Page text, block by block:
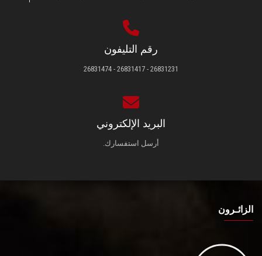
رقم التليفون
26831231 - 26831417 - 26831474
البريد الإلكتروني
أرسل استفسارك.
الزائـرون